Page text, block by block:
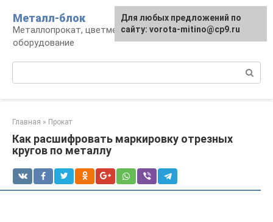
контенту
Металл-блок
Металлопрокат, цветмет, обработка и
оборудование
Главная » Прокат
Как расшифровать маркировку отрезных
кругов по металлу
Для любых предложений по
сайту: vorota-mitino@cp9.ru